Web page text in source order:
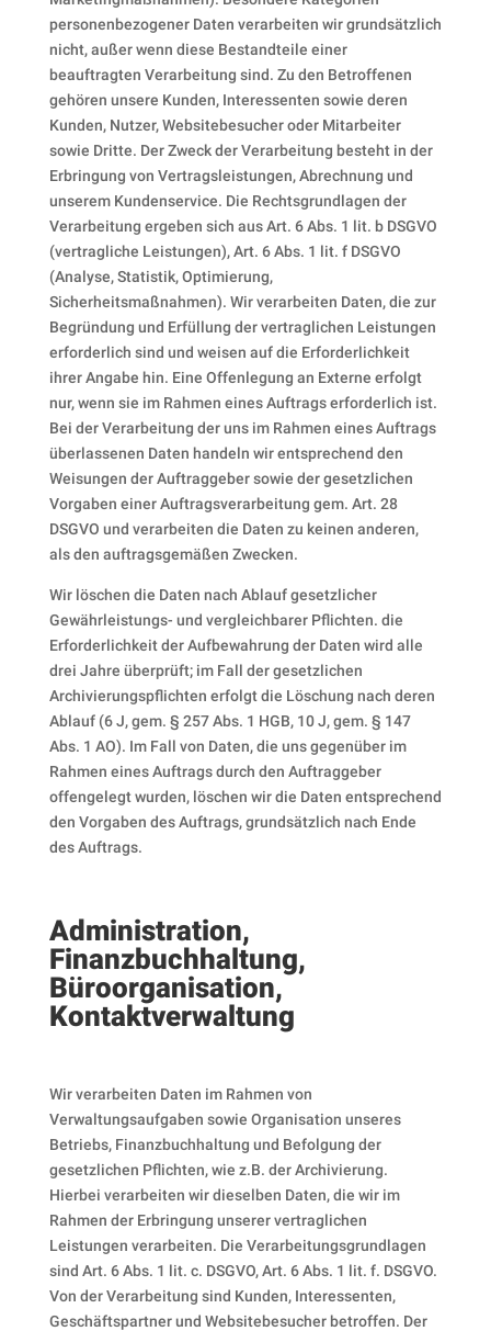
personenbezogener Daten verarbeiten wir grundsätzlich
nicht, außer wenn diese Bestandteile einer
beauftragten Verarbeitung sind. Zu den Betroffenen
gehören unsere Kunden, Interessenten sowie deren
Kunden, Nutzer, Websitebesucher oder Mitarbeiter
sowie Dritte. Der Zweck der Verarbeitung besteht in der
Erbringung von Vertragsleistungen, Abrechnung und
unserem Kundenservice. Die Rechtsgrundlagen der
Verarbeitung ergeben sich aus Art. 6 Abs. 1 lit. b DSGVO
(vertragliche Leistungen), Art. 6 Abs. 1 lit. f DSGVO
(Analyse, Statistik, Optimierung,
Sicherheitsmaßnahmen). Wir verarbeiten Daten, die zur
Begründung und Erfüllung der vertraglichen Leistungen
erforderlich sind und weisen auf die Erforderlichkeit
ihrer Angabe hin. Eine Offenlegung an Externe erfolgt
nur, wenn sie im Rahmen eines Auftrags erforderlich ist.
Bei der Verarbeitung der uns im Rahmen eines Auftrags
überlassenen Daten handeln wir entsprechend den
Weisungen der Auftraggeber sowie der gesetzlichen
Vorgaben einer Auftragsverarbeitung gem. Art. 28
DSGVO und verarbeiten die Daten zu keinen anderen,
als den auftragsgemäßen Zwecken.
Wir löschen die Daten nach Ablauf gesetzlicher
Gewährleistungs- und vergleichbarer Pflichten. die
Erforderlichkeit der Aufbewahrung der Daten wird alle
drei Jahre überprüft; im Fall der gesetzlichen
Archivierungspflichten erfolgt die Löschung nach deren
Ablauf (6 J, gem. § 257 Abs. 1 HGB, 10 J, gem. § 147
Abs. 1 AO). Im Fall von Daten, die uns gegenüber im
Rahmen eines Auftrags durch den Auftraggeber
offengelegt wurden, löschen wir die Daten entsprechend
den Vorgaben des Auftrags, grundsätzlich nach Ende
des Auftrags.
Administration,
Finanzbuchhaltung,
Büroorganisation,
Kontaktverwaltung
Wir verarbeiten Daten im Rahmen von
Verwaltungsaufgaben sowie Organisation unseres
Betriebs, Finanzbuchhaltung und Befolgung der
gesetzlichen Pflichten, wie z.B. der Archivierung.
Hierbei verarbeiten wir dieselben Daten, die wir im
Rahmen der Erbringung unserer vertraglichen
Leistungen verarbeiten. Die Verarbeitungsgrundlagen
sind Art. 6 Abs. 1 lit. c. DSGVO, Art. 6 Abs. 1 lit. f. DSGVO.
Von der Verarbeitung sind Kunden, Interessenten,
Geschäftspartner und Websitebesucher betroffen. Der